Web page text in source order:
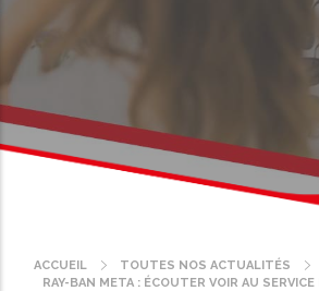
Fil
ACCUEIL
TOUTES NOS ACTUALITÉS
RAY-BAN META : ÉCOUTER VOIR AU